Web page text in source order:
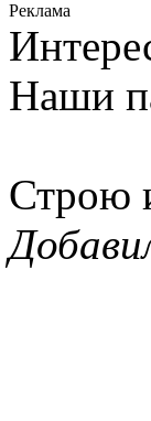
Реклама
Наши
Строю